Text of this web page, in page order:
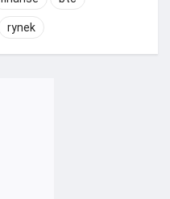
rynek